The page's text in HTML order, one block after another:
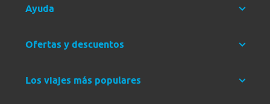
Ayuda
Ofertas y descuentos
Los viajes más populares